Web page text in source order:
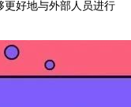
好地与外部人员进行